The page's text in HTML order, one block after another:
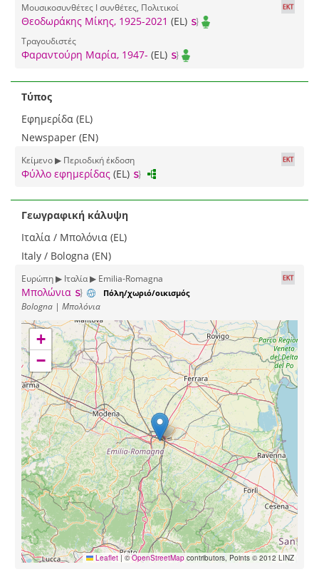
Μουσικοσυνθέτες I συνθέτες, Πολιτικοί
Θεοδωράκης Μίκης, 1925-2021 (EL)
Τραγουδιστές
Φαραντούρη Μαρία, 1947- (EL)
Τύπος
Εφημερίδα (EL)
Newspaper (EN)
Κείμενο ▶ Περιοδική έκδοση
Φύλλο εφημερίδας (EL)
Γεωγραφική κάλυψη
Ιταλία / Μπολόνια (EL)
Italy / Bologna (EN)
Ευρώπη ▶ Ιταλία ▶ Emilia-Romagna
Μπολώνια Πόλη/χωριό/οικισμός
Bologna | Μπολόνια
+
−
Leaflet |©OpenStreetMap contributors, Points © 2012 LINZ